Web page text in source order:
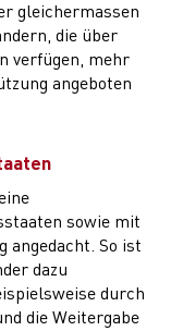
gleichermassen
die über
verfügen, mehr
angeboten
sowie mit
angedacht. So ist
dazu
durch
die Weitergabe